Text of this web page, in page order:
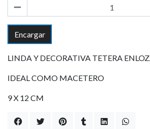
Encargar
LINDA Y DECORATIVA TETERA
IDEAL COMO MACETERO
9 X 12 CM